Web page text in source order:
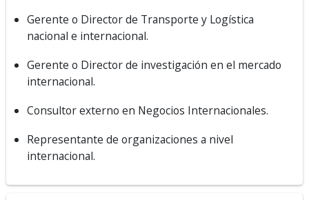
Gerente o Director de Transporte y Logística
nacional e internacional.
Gerente o Director de investigación en el mercado
internacional.
Consultor externo en Negocios Internacionales.
Representante de organizaciones a nivel
internacional.